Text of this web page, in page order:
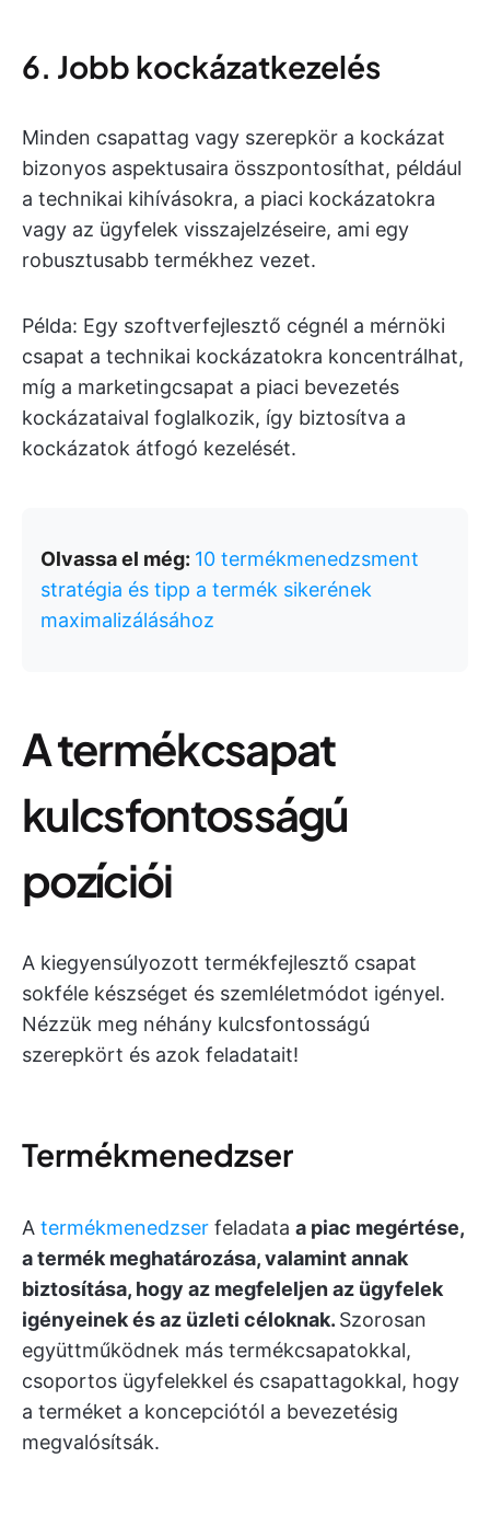
6. Jobb kockázatkezelés
Minden csapattag vagy szerepkör a kockázat
bizonyos aspektusaira összpontosíthat, például
a technikai kihívásokra, a piaci kockázatokra
vagy az ügyfelek visszajelzéseire, ami egy
robusztusabb termékhez vezet.
Példa: Egy szoftverfejlesztő cégnél a mérnöki
csapat a technikai kockázatokra koncentrálhat,
míg a marketingcsapat a piaci bevezetés
kockázataival foglalkozik, így biztosítva a
kockázatok átfogó kezelését.
Olvassa el még: 10 termékmenedzsment
stratégia és tipp a termék sikerének
maximalizálásához
A termékcsapat
kulcsfontosságú
pozíciói
A kiegyensúlyozott termékfejlesztő csapat
sokféle készséget és szemléletmódot igényel.
Nézzük meg néhány kulcsfontosságú
szerepkört és azok feladatait!
Termékmenedzser
A termékmenedzser feladata a piac megértése,
a termék meghatározása, valamint annak
biztosítása, hogy az megfeleljen az ügyfelek
igényeinek és az üzleti céloknak. Szorosan
együttműködnek más termékcsapatokkal,
csoportos ügyfelekkel és csapattagokkal, hogy
a terméket a koncepciótól a bevezetésig
megvalósítsák.